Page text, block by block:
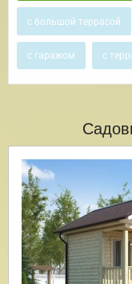
с большой террасой
с гаражом с